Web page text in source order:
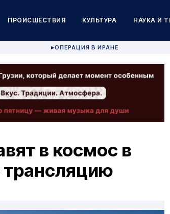
ПРОИСШЕСТВИЯ КУЛЬТУРА НАУКА И
▶ОПЕРАЦИЯ В ИРАНЕ
в космос в
трансляцию